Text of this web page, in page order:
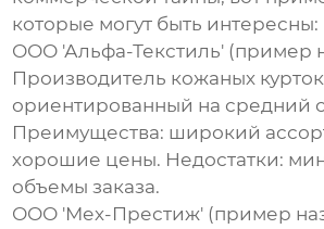
которые могут быть интересны:
ООО 'Альфа-Текстиль' (пример
Производитель кожаных
ориентированный на средний
Преимущества: широкий
хорошие цены. Недостатки:
объемы заказа.
ООО 'Мех-Престиж' (пример